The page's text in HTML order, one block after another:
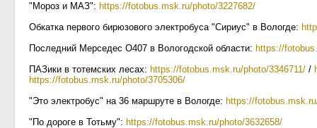
"Мороз и МАЗ": https://fotobus.msk.ru/photo/3227682/
Обкатка первого бирюзового электробуса "Сириус" в Вологде:
Последний Мерседес О407 в Вологодской области: https://
ПАЗики в тотемских лесах: https://fotobus.msk.ru/photo/3346711/ /
https://fotobus.msk.ru/photo/3705306/
"Это электробус" на 36 маршруте в Вологде: https://
"По дороге в Тотьму": https://fotobus.msk.ru/photo/3632658/